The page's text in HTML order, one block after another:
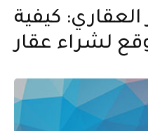
كيفية
لشراء عقار